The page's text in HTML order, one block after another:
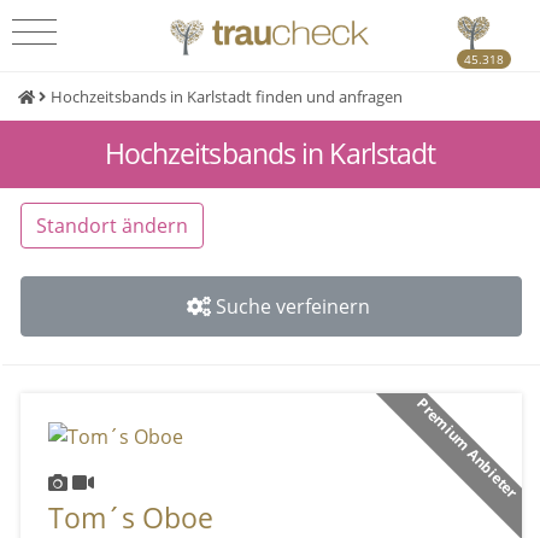
45.318
Hochzeitsbands in Karlstadt finden und anfragen
Hochzeitsbands in Karlstadt
Standort ändern
Suche verfeinern
Premium Anbieter
Tom´s Oboe